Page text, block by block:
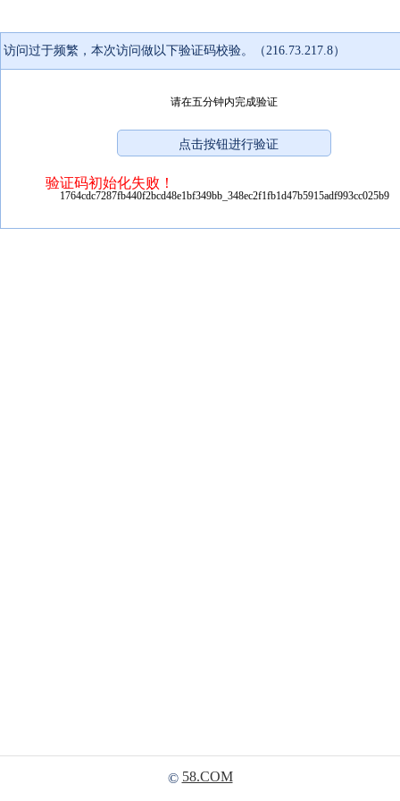
访问过于频繁，本次访问做以下验证码校验。（216.73.217.8）
请在五分钟内完成验证
验证码初始化失败！
1764cdc7287fb440f2bcd48e1bf349bb_348ec2f1fb1d47b5915adf993cc025b9
© 58.COM